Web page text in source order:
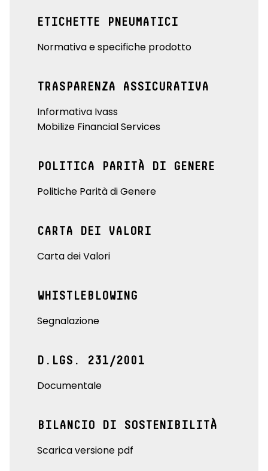
ETICHETTE PNEUMATICI
Normativa e specifiche prodotto
TRASPARENZA ASSICURATIVA
Informativa Ivass
Mobilize Financial Services
POLITICA PARITÀ DI GENERE
Politiche Parità di Genere
CARTA DEI VALORI
Carta dei Valori
WHISTLEBLOWING
Segnalazione
D.LGS. 231/2001
Documentale
BILANCIO DI SOSTENIBILITÀ
Scarica versione pdf